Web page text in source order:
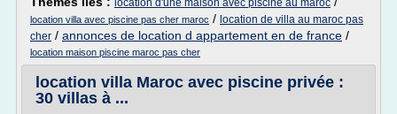
location d'une maison avec piscine au maroc
location villa avec piscine pas cher maroc / location de villa au maroc pas
cher / annonces de location d appartement en de france /
location maison piscine maroc pas cher
location villa Maroc avec piscine privée :
30 villas à ...